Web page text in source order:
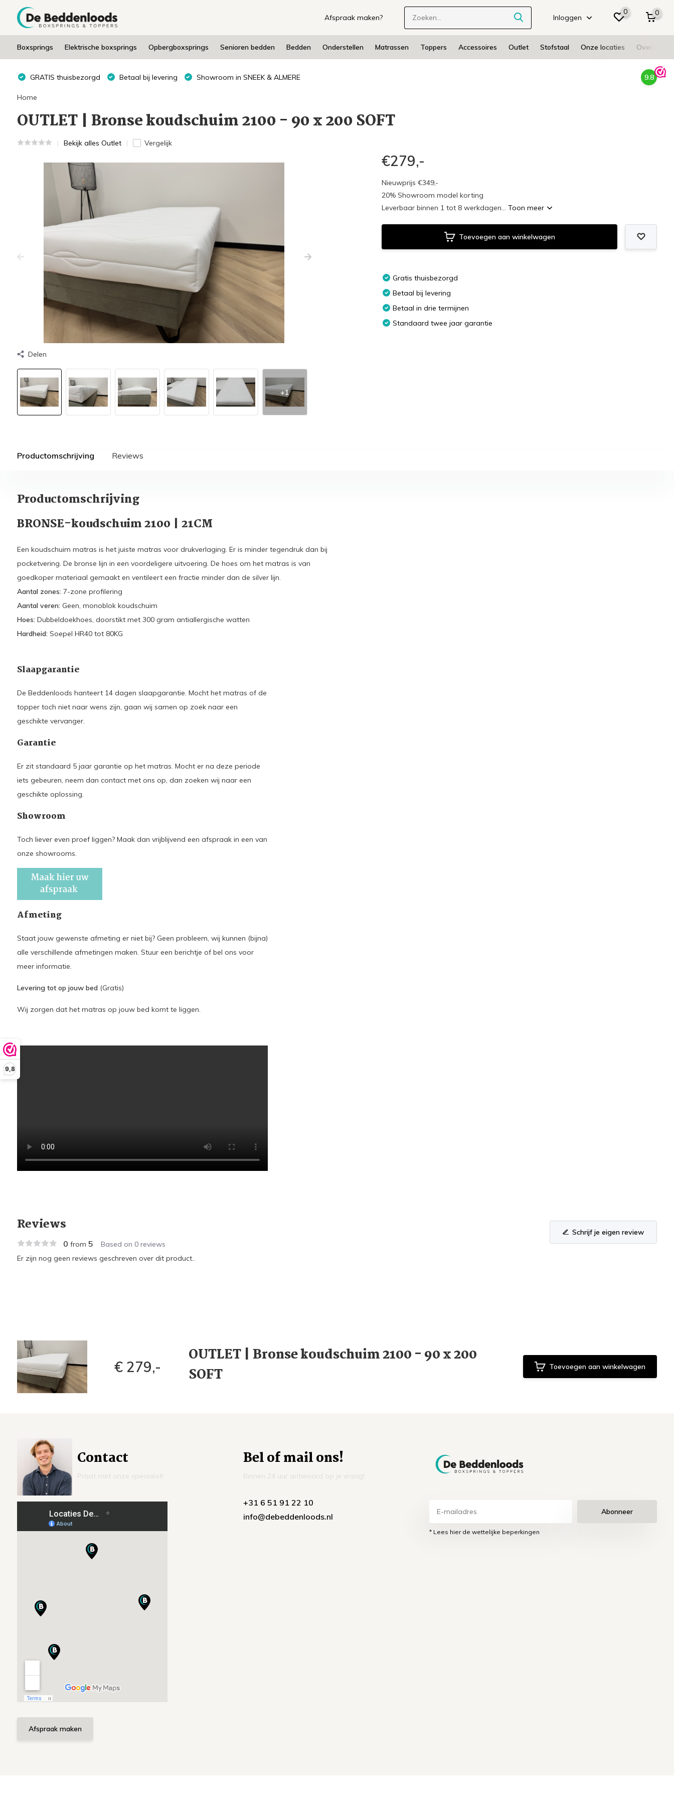
9,8
Afspraak maken? Inloggen
0 0
Boxsprings Elektrische boxsprings Opbergboxsprings Senioren bedden Bedden Onderstellen Matrassen Toppers Accessoires Outlet Stofstaal Onze locaties Over ons
GRATIS thuisbezorgd Betaal bij levering Showroom in SNEEK & ALMERE 9.8
Home
OUTLET | Bronse koudschuim 2100 - 90 x 200 SOFT
Bekijk alles Outlet Vergelijk
Delen
+1
€279,-
Nieuwprijs €349,-
20% Showroom model korting
Leverbaar binnen 1 tot 8 werkdagen...Toon meer
Toevoegen aan winkelwagen
Gratis thuisbezorgd
Betaal bij levering
Betaal in drie termijnen
Standaard twee jaar garantie
Productomschrijving Reviews
Productomschrijving
BRONSE-koudschuim 2100 | 21CM
Een koudschuim matras is het juiste matras voor drukverlaging. Er is minder tegendruk dan bij
pocketvering. De bronse lijn in een voordeligere uitvoering. De hoes om het matras is van
goedkoper materiaal gemaakt en ventileert een fractie minder dan de silver lijn.
Aantal zones:7-zone profilering
Aantal veren:Geen, monoblok koudschuim
Hoes: Dubbeldoekhoes, doorstikt met 300 gram antiallergische watten
Hardheid: Soepel HR40 tot 80KG
Slaapgarantie
De Beddenloods hanteert 14 dagen slaapgarantie. Mocht het matras of de
topper toch niet naar wens zijn, gaan wij samen op zoek naar een
geschikte vervanger.
Garantie
Er zit standaard 5 jaar garantie op het matras. Mocht er na deze periode
iets gebeuren, neem dan contact met ons op, dan zoeken wij naar een
geschikte oplossing.
Showroom
Toch liever even proef liggen? Maak dan vrijblijvend een afspraak in een van
onze showrooms.
Afmeting
Staat jouw gewenste afmeting er niet bij? Geen probleem, wij kunnen (bijna)
alle verschillende afmetingen maken. Stuur een berichtje of bel ons voor
meer informatie.
Levering tot op jouw bed (Gratis)
Wij zorgen dat het matras op jouw bed komt te liggen.
Reviews
0 from 5 Based on 0 reviews
Schrijf je eigen review
Er zijn nog geen reviews geschreven over dit product..
€ 279,-
OUTLET | Bronse koudschuim 2100 - 90 x 200
SOFT
Toevoegen aan winkelwagen
Contact
Praat met onze specialist!
Afspraak maken
Bel of mail ons!
Binnen 24 uur antwoord op je vraag!
+31 6 51 91 22 10
info@debeddenloods.nl
Abonneer
* Lees hier de wettelijke beperkingen